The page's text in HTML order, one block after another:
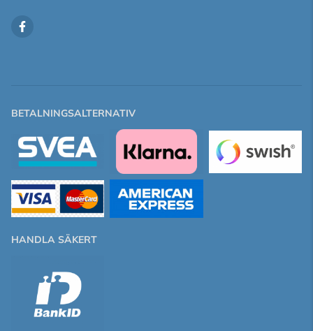
BETALNINGSALTERNATIV
HANDLA SÄKERT